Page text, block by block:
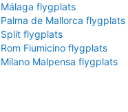
Málaga flygplats
Palma de Mallorca flygplats
Split flygplats
Rom Fiumicino flygplats
Milano Malpensa flygplats